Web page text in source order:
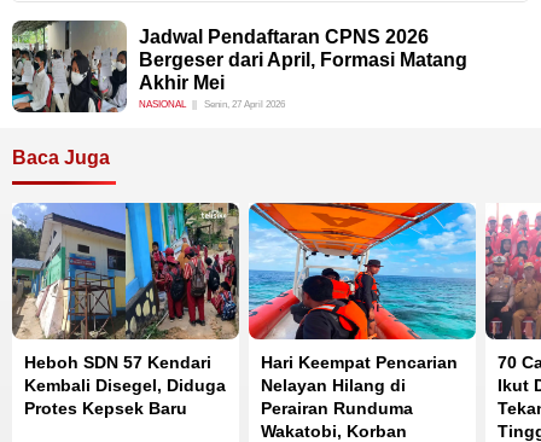
Jadwal Pendaftaran CPNS 2026
Bergeser dari April, Formasi Matang
Akhir Mei
NASIONAL Senin, 27 April 2026
Baca Juga
Heboh SDN 57 Kendari
Kembali Disegel, Diduga
Protes Kepsek Baru
Hari Keempat Pencarian
Nelayan Hilang di
Perairan Runduma
Wakatobi, Korban
70
Ikut